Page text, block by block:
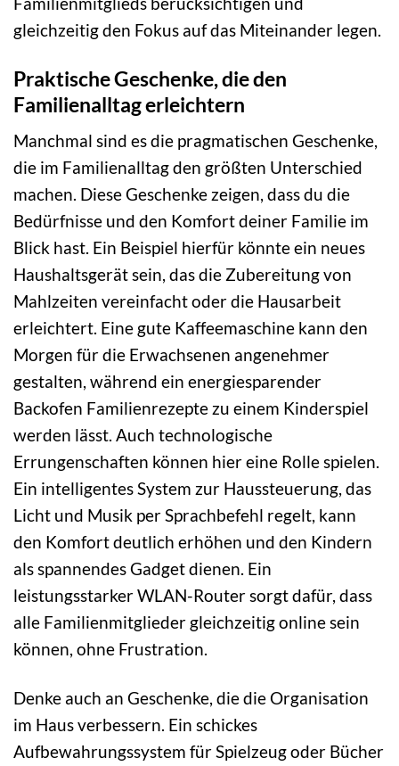
gleichzeitig den Fokus auf das Miteinander legen.
Praktische Geschenke, die den
Familienalltag erleichtern
Manchmal sind es die pragmatischen Geschenke,
die im Familienalltag den größten Unterschied
machen. Diese Geschenke zeigen, dass du die
Bedürfnisse und den Komfort deiner Familie im
Blick hast. Ein Beispiel hierfür könnte ein neues
Haushaltsgerät sein, das die Zubereitung von
Mahlzeiten vereinfacht oder die Hausarbeit
erleichtert. Eine gute Kaffeemaschine kann den
Morgen für die Erwachsenen angenehmer
gestalten, während ein energiesparender
Backofen Familienrezepte zu einem Kinderspiel
werden lässt. Auch technologische
Errungenschaften können hier eine Rolle spielen.
Ein intelligentes System zur Haussteuerung, das
Licht und Musik per Sprachbefehl regelt, kann
den Komfort deutlich erhöhen und den Kindern
als spannendes Gadget dienen. Ein
leistungsstarker WLAN-Router sorgt dafür, dass
alle Familienmitglieder gleichzeitig online sein
können, ohne Frustration.
Denke auch an Geschenke, die die Organisation
im Haus verbessern. Ein schickes
Aufbewahrungssystem für Spielzeug oder Bücher